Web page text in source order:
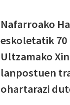
Nafarroako
eskoletatik 70
Ultzamako
lanpostuen
ohartarazi